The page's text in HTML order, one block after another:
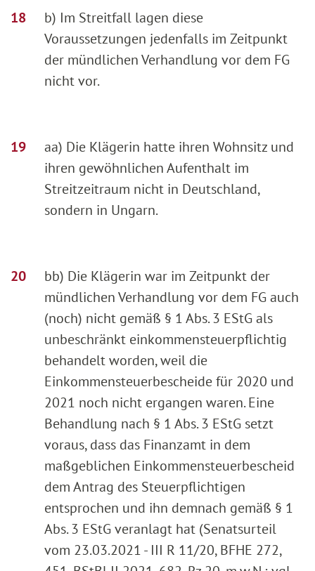
b) Im Streitfall lagen diese
Voraussetzungen jedenfalls im Zeitpunkt
der mündlichen Verhandlung vor dem FG
nicht vor.
aa) Die Klägerin hatte ihren Wohnsitz und
ihren gewöhnlichen Aufenthalt im
Streitzeitraum nicht in Deutschland,
sondern in Ungarn.
bb) Die Klägerin war im Zeitpunkt der
mündlichen Verhandlung vor dem FG auch
(noch) nicht gemäß § 1 Abs. 3 EStG als
unbeschränkt einkommensteuerpflichtig
behandelt worden, weil die
Einkommensteuerbescheide für 2020 und
2021 noch nicht ergangen waren. Eine
Behandlung nach § 1 Abs. 3 EStG setzt
voraus, dass das Finanzamt in dem
maßgeblichen Einkommensteuerbescheid
dem Antrag des Steuerpflichtigen
entsprochen und ihn demnach gemäß § 1
Abs. 3 EStG veranlagt hat (Senatsurteil
vom 23.03.2021 - III R 11/20, BFHE 272,